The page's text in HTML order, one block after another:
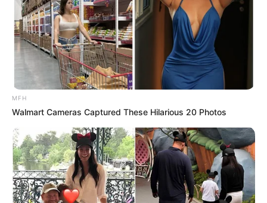
10 Desain Kanopi Tempat
Tidur, Serasa Beristirahat di
Kamar Raja
Tampil Lebih Modern, 7 Potret
Hasil Renovasi Rumah Berusia
90 Tahun
MFH
Walmart Cameras Captured These Hilarious 20 Photos